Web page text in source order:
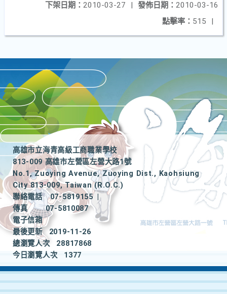
發佈日期： 2010-03-16
下架日期： 2010-03-27
|
點擊率： 515 |
高雄市立海青高級工商職業學校
813-009 高雄市左營區左營大路1號
No.1, Zuoying Avenue, Zuoying Dist., Kaohsiung
City 813-009, Taiwan (R.O.C.)
聯絡電話
07-5819155
|
傳真
07-5810087
電子信箱
最後更新
2019-11-26
總瀏覽人次
28817868
今日瀏覽人次
1377